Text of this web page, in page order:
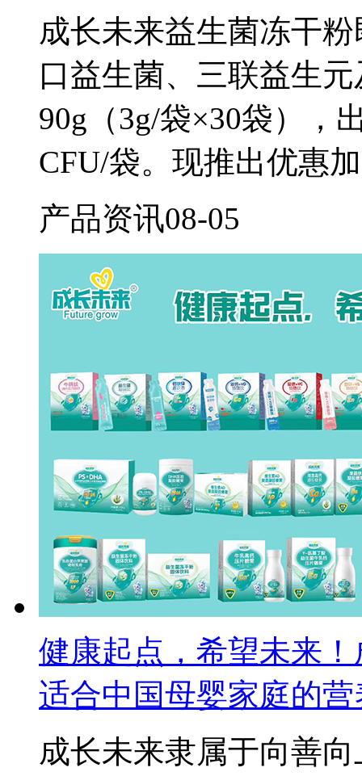
成长未来益生菌冻干
口益生菌、三联益生
90g（3g/袋×30袋），
CFU/袋。现推出优惠
产品资讯08-05
健康起点，希望未来
适合中国母婴家庭的
成长未来隶属于向善